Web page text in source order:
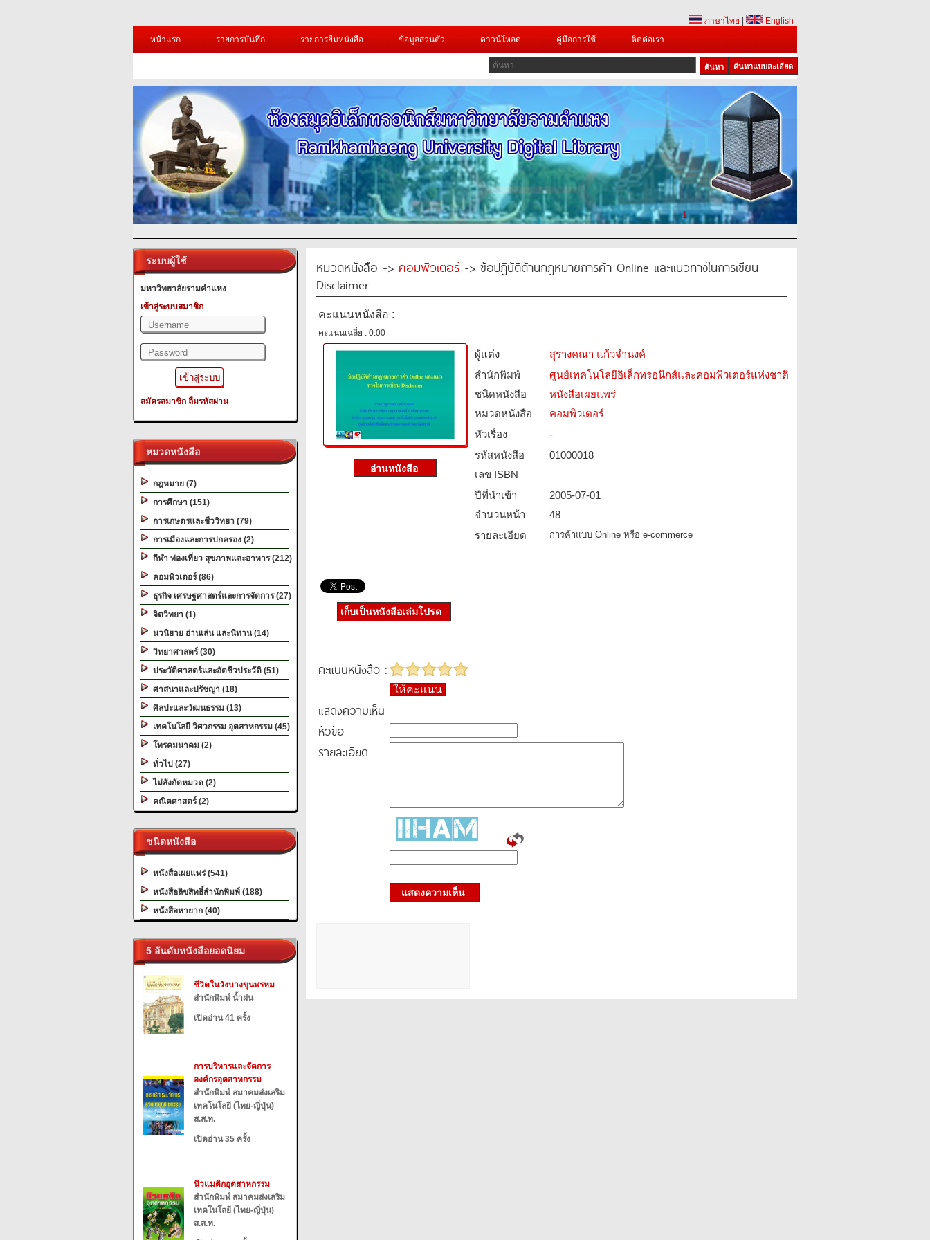
ภาษาไทย
English
หน้าแรก
รายการบันทึก รายการยืมหนังสือ ข้อมูลส่วนตัว ดาวน์โหลด คู่มือการใช้ ติดต่อเรา
ค้นหาแบบละเอียด
1
ระบบผู้ใช้
มหาวิทยาลัยรามคำแหง
เข้าสู่ระบบสมาชิก
สมัครสมาชิก ลืมรหัสผ่าน
หมวดหนังสือ
กฎหมาย (7)
การศึกษา (151)
การเกษตรและชีววิทยา (79)
การเมืองและการปกครอง (2)
กีฬา ท่องเที่ยว สุขภาพและอาหาร (212)
คอมพิวเตอร์ (86)
ธุรกิจ เศรษฐศาสตร์และการจัดการ (27)
จิตวิทยา (1)
นวนิยาย อ่านเล่น และนิทาน (14)
วิทยาศาสตร์ (30)
ประวัติศาสตร์และอัตชีวประวัติ (51)
ศาสนาและปรัชญา (18)
ศิลปะและวัฒนธรรม (13)
เทคโนโลยี วิศวกรรม อุตสาหกรรม (45)
โทรคมนาคม (2)
ทั่วไป (27)
ไม่สังกัดหมวด (2)
คณิตศาสตร์ (2)
ชนิดหนังสือ
หนังสือเผยแพร่ (541)
หนังสือลิขสิทธิ์สำนักพิมพ์ (188)
หนังสือหายาก (40)
5 อันดับหนังสือยอดนิยม
ชีวิตในวังบางขุนพรหม
สำนักพิมพ์ น้ำฝน
เปิดอ่าน 41 ครั้ง
การบริหารและจัดการ
องค์กรอุตสาหกรรม
สำนักพิมพ์ สมาคมส่งเสริม
เทคโนโลยี (ไทย-ญี่ปุ่น)
ส.ส.ท.
เปิดอ่าน 35 ครั้ง
นิวแมติกอุตสาหกรรม
สำนักพิมพ์ สมาคมส่งเสริม
เทคโนโลยี (ไทย-ญี่ปุ่น)
ส.ส.ท.
หมวดหนังสือ -> คอมพิวเตอร์-> ข้อปฏิบัติด้านกฎหมายการค้า Online และแนวทางในการเขียน
Disclaimer
คะแนนหนังสือ :
คะแนนเฉลี่ย : 0.00
ผู้แต่ง
สุรางคณา แก้วจำนงค์
สำนักพิมพ์
ศูนย์เทคโนโลยีอิเล็กทรอนิกส์และคอมพิวเตอร์แห่งชาติ
ชนิดหนังสือ­
หนังสือเผยแพร่
หมวดหนังสือ­
คอมพิวเตอร์
หัวเรื่อง
-
รหัสหนังสือ­
01000018
เลข ISBN
ปีที่นำเข้า
2005-07-01
จำนวนหน้า
48
รายละเอียด
การค้าแบบ Online หรือ e-commerce
เก็บเป็นหนังสือเล่มโปรด
คะแนนหนังสือ :
ให้คะแนน
แสดงความเห็น
หัวข้อ
รายละเอียด
แสดงความเห็น